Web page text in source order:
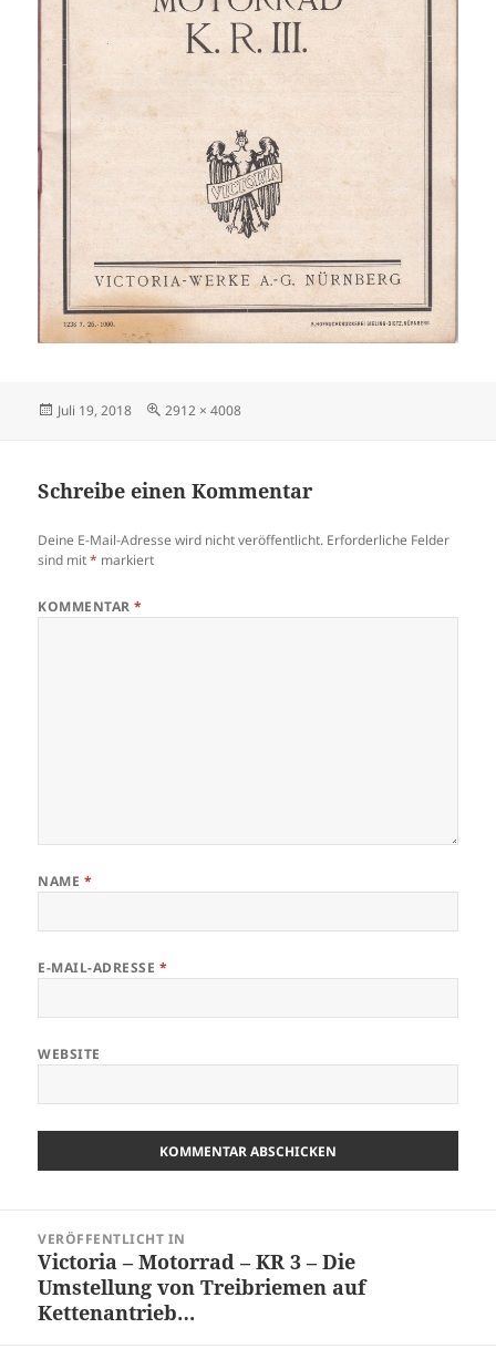
Veröffentlicht
Juli 19, 2018 Originalgröße
2912 × 4008
Schreibe einen Kommentar
Deine E-Mail-Adresse wird nicht veröffentlicht. Erforderliche Felder
sind mit* markiert
KOMMENTAR*
NAME *
E-MAIL-ADRESSE *
WEBSITE
VERÖFFENTLICHT IN
Victoria – Motorrad – KR 3 – Die
Umstellung von Treibriemen auf
Kettenantrieb…